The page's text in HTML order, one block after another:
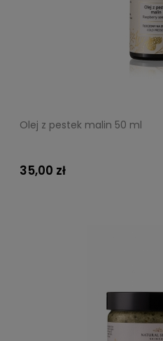
Olej z pestek malin 50 ml
35,00 zł